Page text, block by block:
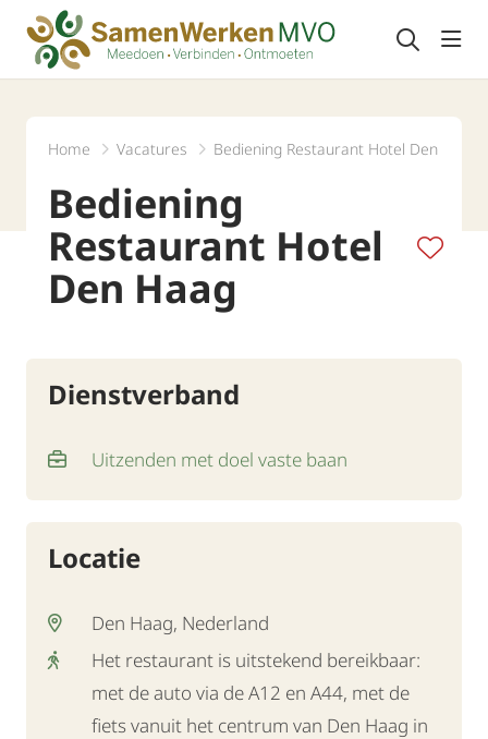
Home Vacatures Bediening Restaurant Hotel Den Haag
Bediening
Restaurant Hotel
Den Haag
Dienstverband
Uitzenden met doel vaste baan
Locatie
Den Haag, Nederland
Het restaurant is uitstekend bereikbaar:
met de auto via de A12 en A44, met de
fiets vanuit het centrum van Den Haag in